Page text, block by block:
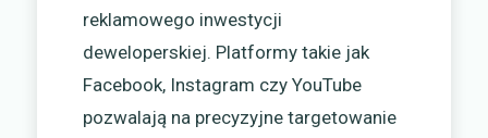
reklamowego inwestycji
deweloperskiej. Platformy takie jak
Facebook, Instagram czy YouTube
pozwalają na precyzyjne targetowanie